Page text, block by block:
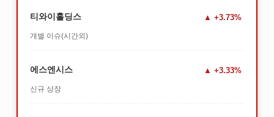
티와이홀딩스
개별 이슈(시간외)
+3.73%
에스엔시스
신규 상장
+3.33%